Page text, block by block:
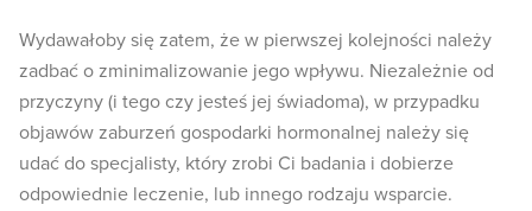
Wydawałoby się zatem, że w pierwszej kolejności należy
zadbać o zminimalizowanie jego wpływu. Niezależnie od
przyczyny (i tego czy jesteś jej świadoma), w przypadku
objawów zaburzeń gospodarki hormonalnej należy się
udać do specjalisty, który zrobi Ci badania i dobierze
odpowiednie leczenie, lub innego rodzaju wsparcie.